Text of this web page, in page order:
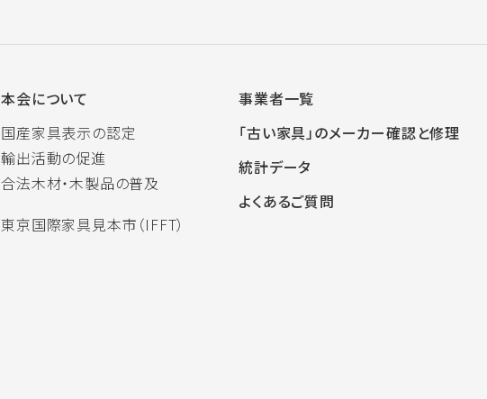
本会について
国産家具表示の認定
輸出活動の促進
合法木材・木製品の普及
東京国際家具見本市（IFFT）
事業者一覧
「古い家具」のメーカー確認と修理
統計データ
よくあるご質問